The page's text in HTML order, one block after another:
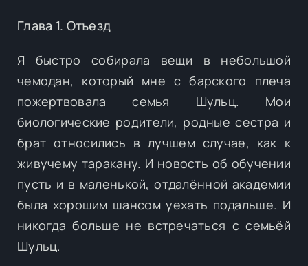
Глава 1. Отъезд
Я быстро собирала вещи в небольшой
чемодан, который мне с барского плеча
пожертвовала семья Шульц. Мои
биологические родители, родные сестра и
брат относились в лучшем случае, как к
живучему таракану. И новость об обучении
пусть и в маленькой, отдалённой академии
была хорошим шансом уехать подальше. И
никогда больше не встречаться с семьёй
Шульц.